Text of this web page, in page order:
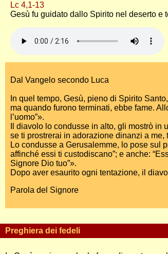
Lc 4,1-13
Gesù fu guidato dallo Spirito nel deserto e
Dal Vangelo secondo Luca
In quel tempo, Gesù, pieno di Spirito
ma quando furono terminati, ebbe fame.
l’uomo”».
Il diavolo lo condusse in alto, gli mostrò
se ti prostrerai in adorazione dinanzi a me,
Lo condusse a Gerusalemme, lo pose sul
affinché essi ti custodiscano”; e anche:
Signore Dio tuo”».
Dopo aver esaurito ogni tentazione, il
Parola del Signore
Preghiera dei fedeli